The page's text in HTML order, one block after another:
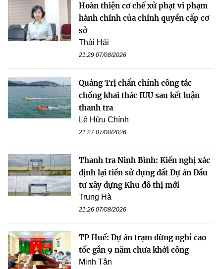
Hoàn thiện cơ chế xử phạt vi phạm
hành chính của chính quyền cấp cơ
sở
Thái Hải
21:29 07/08/2026
Quảng Trị chấn chỉnh công tác
chống khai thác IUU sau kết luận
thanh tra
Lê Hữu Chính
21:27 07/08/2026
Thanh tra Ninh Bình: Kiến nghị xác
định lại tiền sử dụng đất Dự án Đầu
tư xây dựng Khu đô thị mới
Trung Hà
21:26 07/08/2026
TP Huế: Dự án trạm dừng nghỉ cao
tốc gần 9 năm chưa khởi công
Minh Tân